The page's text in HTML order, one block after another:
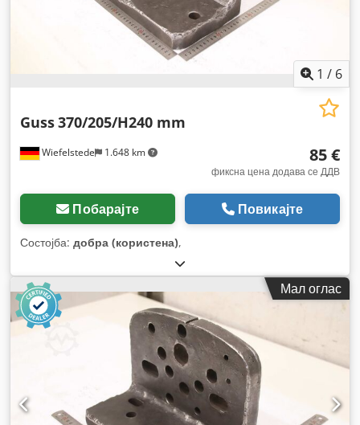
1 / 6
Wiefelstede 1.648 km
Guss370/205/H240 mm
85 €
фиксна цена додава се ДДВ
Побарајте Повикајте
Состојба: добра (користена),
Мал оглас